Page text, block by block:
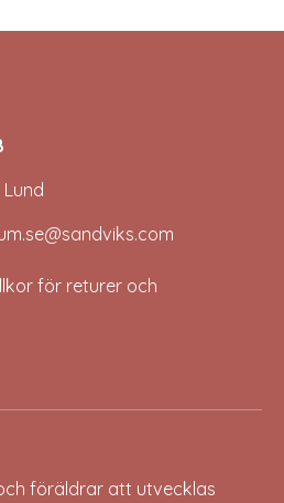
för returer och
föräldrar att utvecklas